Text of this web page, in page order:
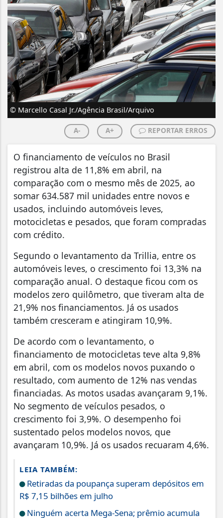
© Marcello Casal Jr./Agência Brasil/Arquivo
A- A+ REPORTAR ERROS
O financiamento de veículos no Brasil
registrou alta de 11,8% em abril, na
comparação com o mesmo mês de 2025, ao
somar 634.587 mil unidades entre novos e
usados, incluindo automóveis leves,
motocicletas e pesados, que foram compradas
com crédito.
Segundo o levantamento da Trillia, entre os
automóveis leves, o crescimento foi 13,3% na
comparação anual. O destaque ficou com os
modelos zero quilômetro, que tiveram alta de
21,9% nos financiamentos. Já os usados
também cresceram e atingiram 10,9%.
De acordo com o levantamento, o
financiamento de motocicletas teve alta 9,8%
em abril, com os modelos novos puxando o
resultado, com aumento de 12% nas vendas
financiadas. As motos usadas avançaram 9,1%.
No segmento de veículos pesados, o
crescimento foi 3,9%. O desempenho foi
sustentado pelos modelos novos, que
avançaram 10,9%. Já os usados recuaram 4,6%.
LEIA TAMBÉM:
Retiradas da poupança superam depósitos em
R$ 7,15 bilhões em julho
Ninguém acerta Mega-Sena; prêmio acumula